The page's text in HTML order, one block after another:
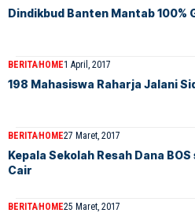
Dindikbud Banten Mantab 100%
BERITAHOME1 April, 2017
198 Mahasiswa Raharja Jalani
BERITAHOME27 Maret, 2017
Kepala Sekolah Resah Dana
Cair
BERITAHOME25 Maret, 2017